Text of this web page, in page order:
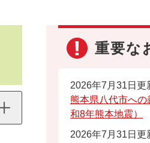
重要な
2026年7月31日更
熊本県八代市への
和8年熊本地震）
2026年7月31日更